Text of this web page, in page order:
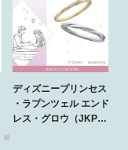
ディズニープリンセス
・ラプンツェル エンド
レス・グロウ（JKPLA